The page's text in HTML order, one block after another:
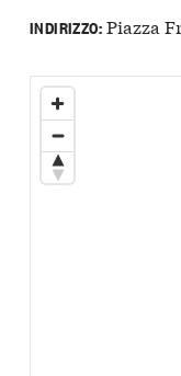
INDIRIZZO:Piazza